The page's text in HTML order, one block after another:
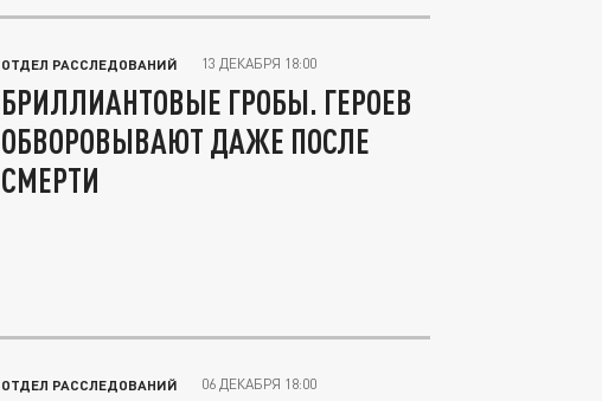
ОТДЕЛ РАССЛЕДОВАНИЙ 13 ДЕКАБРЯ 18:00
БРИЛЛИАНТОВЫЕ ГРОБЫ. ГЕРОЕВ
ОБВОРОВЫВАЮТ ДАЖЕ ПОСЛЕ
СМЕРТИ
ОТДЕЛ РАССЛЕДОВАНИЙ 06 ДЕКАБРЯ 18:00